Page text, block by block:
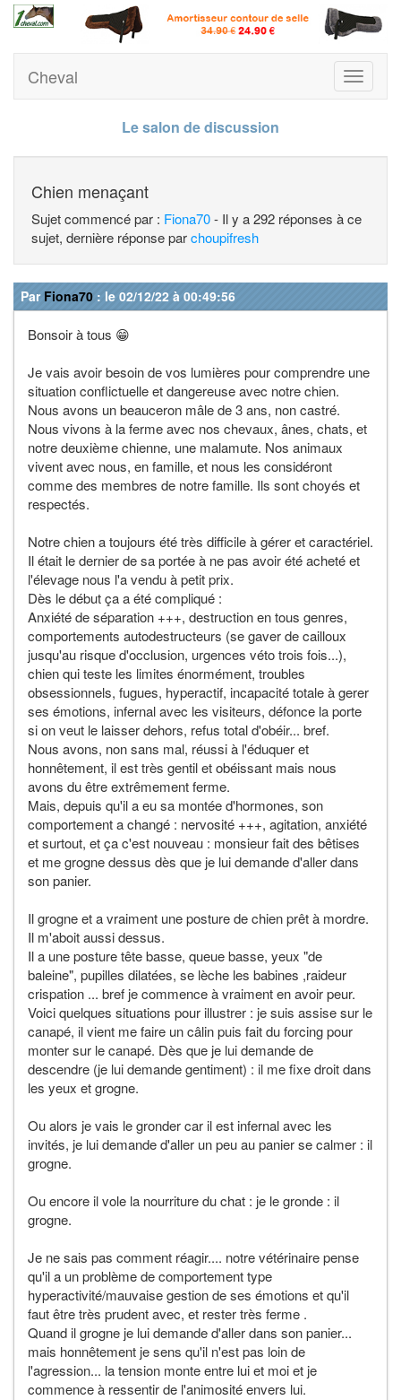
Toggle
Cheval
Le salon de discussion
Chien menaçant
Sujet commencé par : Fiona70- Il y a 292 réponses à ce
sujet, dernière réponse parchoupifresh
Par Fiona70 : le 02/12/22 à 00:49:56
Bonsoir à tous 😁
Je vais avoir besoin de vos lumières pour comprendre une
situation conflictuelle et dangereuse avec notre chien.
Nous avons un beauceron mâle de 3 ans, non castré.
Nous vivons à la ferme avec nos chevaux, ânes, chats, et
notre deuxième chienne, une malamute. Nos animaux
vivent avec nous, en famille, et nous les considéront
comme des membres de notre famille. Ils sont choyés et
respectés.
Notre chien a toujours été très difficile à gérer et caractériel.
Il était le dernier de sa portée à ne pas avoir été acheté et
l'élevage nous l'a vendu à petit prix.
Dès le début ça a été compliqué :
Anxiété de séparation +++, destruction en tous genres,
comportements autodestructeurs (se gaver de cailloux
jusqu'au risque d'occlusion, urgences véto trois fois...),
chien qui teste les limites énormément, troubles
obsessionnels, fugues, hyperactif, incapacité totale à gerer
ses émotions, infernal avec les visiteurs, défonce la porte
si on veut le laisser dehors, refus total d'obéir... bref.
Nous avons, non sans mal, réussi à l'éduquer et
honnêtement, il est très gentil et obéissant mais nous
avons du être extrêmement ferme.
Mais, depuis qu'il a eu sa montée d'hormones, son
comportement a changé : nervosité +++, agitation, anxiété
et surtout, et ça c'est nouveau : monsieur fait des bêtises
et me grogne dessus dès que je lui demande d'aller dans
son panier.
Il grogne et a vraiment une posture de chien prêt à mordre.
Il m'aboit aussi dessus.
Il a une posture tête basse, queue basse, yeux "de
baleine", pupilles dilatées, se lèche les babines ,raideur
crispation ... bref je commence à vraiment en avoir peur.
Voici quelques situations pour illustrer : je suis assise sur le
canapé, il vient me faire un câlin puis fait du forcing pour
monter sur le canapé. Dès que je lui demande de
descendre (je lui demande gentiment) : il me fixe droit dans
les yeux et grogne.
Ou alors je vais le gronder car il est infernal avec les
invités, je lui demande d'aller un peu au panier se calmer : il
grogne.
Ou encore il vole la nourriture du chat : je le gronde : il
grogne.
Je ne sais pas comment réagir.... notre vétérinaire pense
qu'il a un problème de comportement type
hyperactivité/mauvaise gestion de ses émotions et qu'il
faut être très prudent avec, et rester très ferme .
Quand il grogne je lui demande d'aller dans son panier...
mais honnêtement je sens qu'il n'est pas loin de
l'agression... la tension monte entre lui et moi et je
commence à ressentir de l'animosité envers lui.